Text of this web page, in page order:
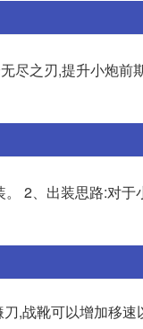
之刃,提升小炮前
2、出装思路:对
,战靴可以增加移